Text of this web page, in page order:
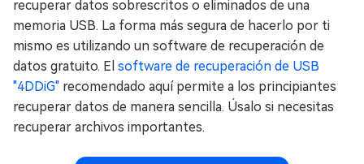
recuperar datos sobrescritos o eliminados de una
memoria USB. La forma más segura de hacerlo por ti
mismo es utilizando un software de recuperación de
datos gratuito. El software de recuperación de USB
"4DDiG" recomendado aquí permite a los principiantes
recuperar datos de manera sencilla. Úsalo si necesitas
recuperar archivos importantes.